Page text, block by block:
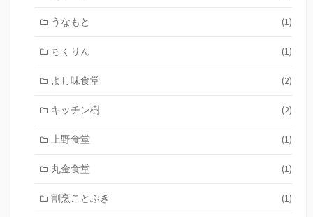
うなもと (1)
ちくりん (1)
よし味食堂 (2)
キッチン樹 (2)
上野食堂 (1)
丸金食堂 (1)
割烹ことぶき (1)